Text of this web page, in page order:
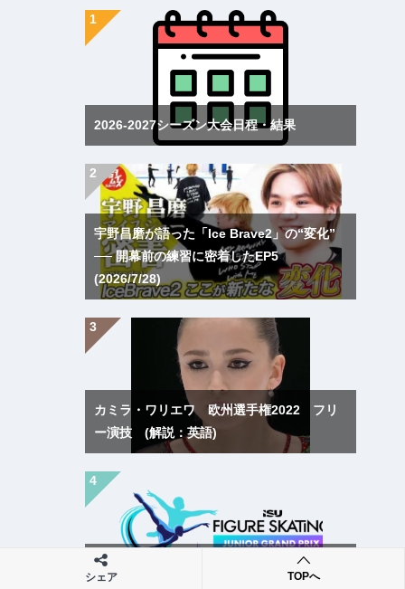
2026-2027シーズン大会日程・結果
宇野昌磨が語った「Ice Brave2」の“変化”
── 開幕前の練習に密着したEP5
(2026/7/28)
カミラ・ワリエワ 欧州選手権2022 フリ
ー演技 (解説：英語)
ISUジュニアグランプリシリーズ第1戦 西
シェア TOPへ